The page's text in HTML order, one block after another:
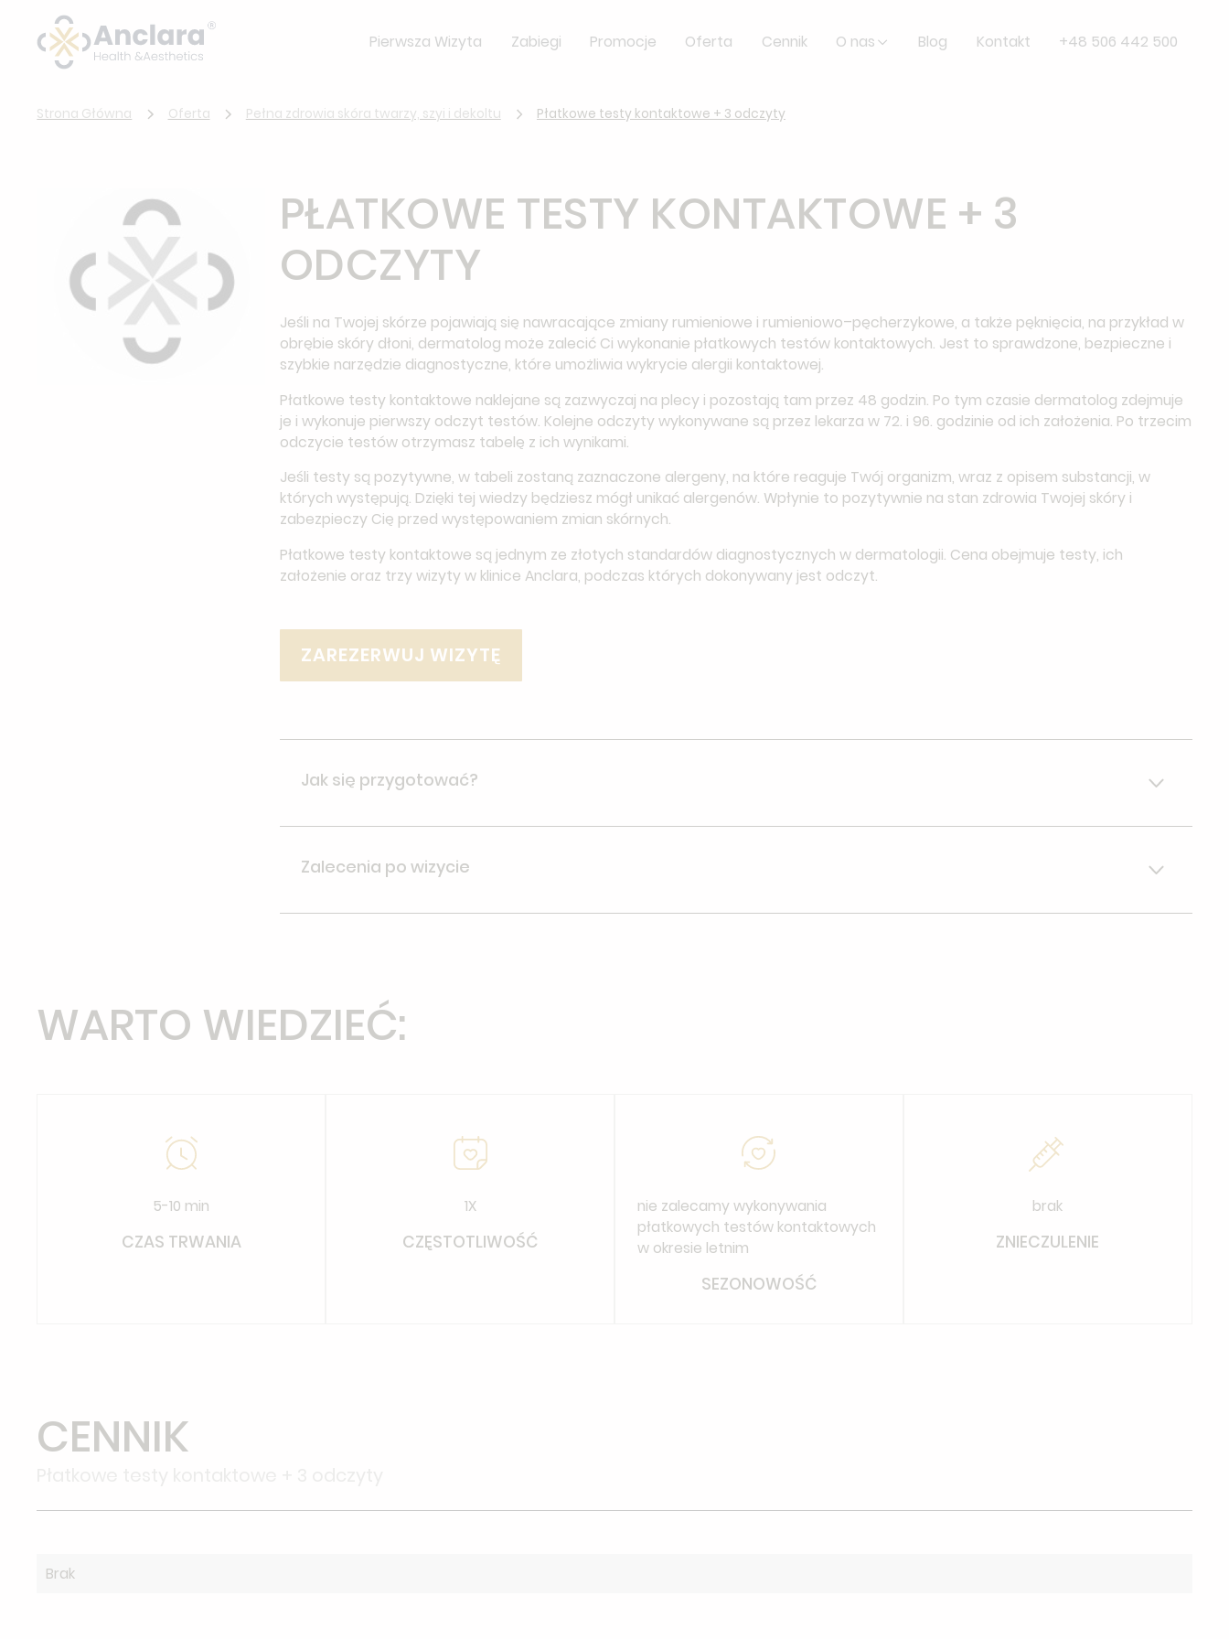
Pierwsza Wizyta Zabiegi Promocje Oferta Cennik O nas Blog Kontakt +48 506 442 500
Strona Główna Oferta Pełna zdrowia skóra twarzy, szyi i dekoltu Płatkowe testy kontaktowe + 3 odczyty
PŁATKOWE TESTY KONTAKTOWE + 3
ODCZYTY
Jeśli na Twojej skórze pojawiają się nawracające zmiany rumieniowe i rumieniowo–pęcherzykowe, a także pęknięcia, na przykład w
obrębie skóry dłoni, dermatolog może zalecić Ci wykonanie płatkowych testów kontaktowych. Jest to sprawdzone, bezpieczne i
szybkie narzędzie diagnostyczne, które umożliwia wykrycie alergii kontaktowej.
Płatkowe testy kontaktowe naklejane są zazwyczaj na plecy i pozostają tam przez 48 godzin. Po tym czasie dermatolog zdejmuje
je i wykonuje pierwszy odczyt testów. Kolejne odczyty wykonywane są przez lekarza w 72. i 96. godzinie od ich założenia. Po trzecim
odczycie testów otrzymasz tabelę z ich wynikami.
Jeśli testy są pozytywne, w tabeli zostaną zaznaczone alergeny, na które reaguje Twój organizm, wraz z opisem substancji, w
których występują. Dzięki tej wiedzy będziesz mógł unikać alergenów. Wpłynie to pozytywnie na stan zdrowia Twojej skóry i
zabezpieczy Cię przed występowaniem zmian skórnych.
Płatkowe testy kontaktowe są jednym ze złotych standardów diagnostycznych w dermatologii. Cena obejmuje testy, ich
założenie oraz trzy wizyty w klinice Anclara, podczas których dokonywany jest odczyt.
ZAREZERWUJ WIZYTĘ
Jak się przygotować?
niezbędne zalecenia. Będziesz mieć również okazję by zadać lekarzowi wszystkie pytania.
Zalecenia po wizycie
WARTO WIEDZIEĆ:
5-10 min
CZAS TRWANIA
1X
CZĘSTOTLIWOŚĆ
nie zalecamy wykonywania
płatkowych testów kontaktowych
w okresie letnim
SEZONOWOŚĆ
brak
ZNIECZULENIE
CENNIK
Brak